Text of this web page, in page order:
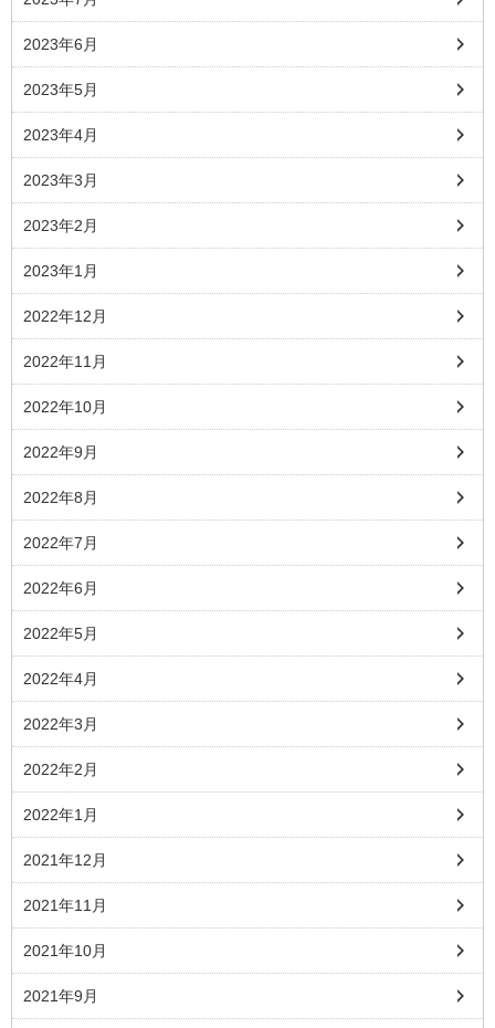
2023年6月
2023年5月
2023年4月
2023年3月
2023年2月
2023年1月
2022年12月
2022年11月
2022年10月
2022年9月
2022年8月
2022年7月
2022年6月
2022年5月
2022年4月
2022年3月
2022年2月
2022年1月
2021年12月
2021年11月
2021年10月
2021年9月